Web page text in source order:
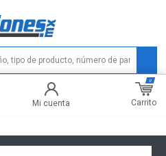
Mi cuenta Carrito
0